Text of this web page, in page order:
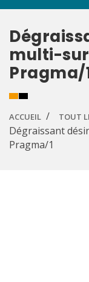
multi-
Pragma/
ACCUEIL TOUT
Dégraissant
Pragma/1